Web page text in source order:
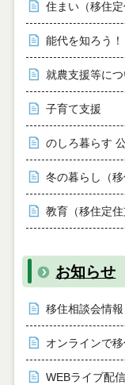
住まい（移住定
能代を知ろう！
就農支援等につ
子育て支援
のしろ暮らす
冬の暮らし（移
教育（移住定住
お知らせ
移住相談会情報
オンラインで
WEBライブ配